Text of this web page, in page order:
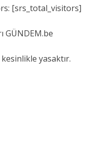
[srs_total_visitors]
GÜNDEM.be
yasaktır.